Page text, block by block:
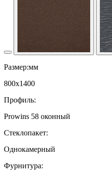
Размер:мм
800x1400
Профиль:
Prowins 58 оконный
Стеклопакет:
Однокамерный
Фурнитура: